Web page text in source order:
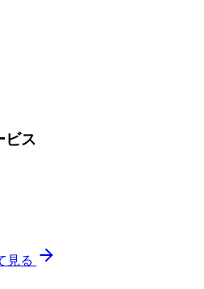
ビス
見る